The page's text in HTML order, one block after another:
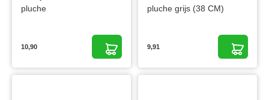
pluche
10,90
pluche grijs (38 CM)
9,91